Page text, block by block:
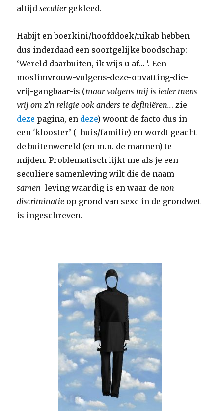
altijdseculier gekleed.
Habijt en boerkini/hoofddoek/nikab hebben
dus inderdaad een soortgelijke boodschap:
‘Wereld daarbuiten, ik wijs u af… ‘. Een
moslimvrouw-volgens-deze-opvatting-die-
vrij-gangbaar-is (maar volgens mij is ieder mens
vrij om z’n religie ook anders te definiëren... zie
deze pagina, en deze) woont de facto dus in
een ‘klooster’ (=huis/familie) en wordt geacht
de buitenwereld (en m.n. de mannen) te
mijden. Problematisch lijkt me als je een
seculiere samenleving wilt die de naam
samen-leving waardig is en waar denon-
discriminatie op grond van sexe in de grondwet
is ingeschreven.